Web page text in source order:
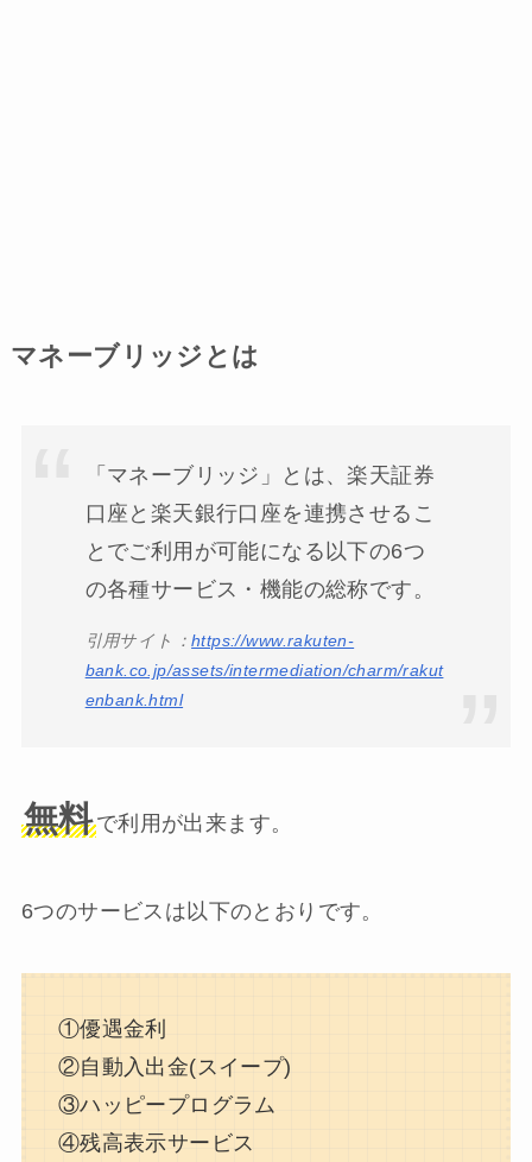
マネーブリッジとは
「マネーブリッジ」とは、楽天証券
口座と楽天銀行口座を連携させるこ
とでご利用が可能になる以下の6つ
の各種サービス・機能の総称です。
引用サイト：https://www.rakuten-
bank.co.jp/assets/intermediation/charm/rakut
enbank.html
無料で利用が出来ます。
6つのサービスは以下のとおりです。
①優遇金利
②自動入出金(スイープ)
③ハッピープログラム
④残高表示サービス